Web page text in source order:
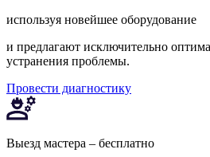
используя новейшее оборудование
и предлагают исключительно
устранения проблемы.
Провести диагностику
Выезд мастера – бесплатно